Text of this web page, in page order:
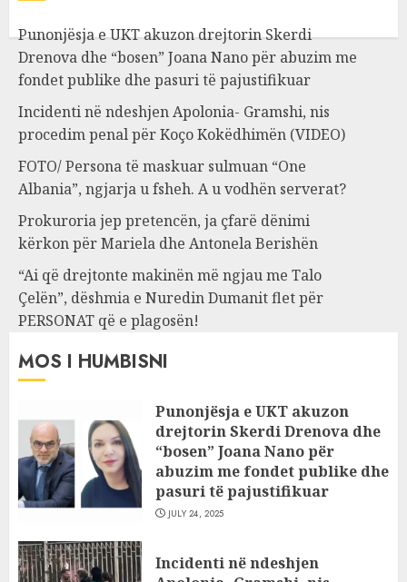
Punonjësja e UKT akuzon drejtorin Skerdi
Drenova dhe “bosen” Joana Nano për abuzim me
fondet publike dhe pasuri të pajustifikuar
Incidenti në ndeshjen Apolonia- Gramshi, nis
procedim penal për Koço Kokëdhimën (VIDEO)
FOTO/ Persona të maskuar sulmuan “One
Albania”, ngjarja u fsheh. A u vodhën serverat?
Prokuroria jep pretencën, ja çfarë dënimi
kërkon për Mariela dhe Antonela Berishën
“Ai që drejtonte makinën më ngjau me Talo
Çelën”, dëshmia e Nuredin Dumanit flet për
PERSONAT që e plagosën!
MOS I HUMBISNI
Punonjësja e UKT akuzon
drejtorin Skerdi Drenova dhe
“bosen” Joana Nano për
abuzim me fondet publike dhe
pasuri të pajustifikuar
JULY 24, 2025
Incidenti në ndeshjen